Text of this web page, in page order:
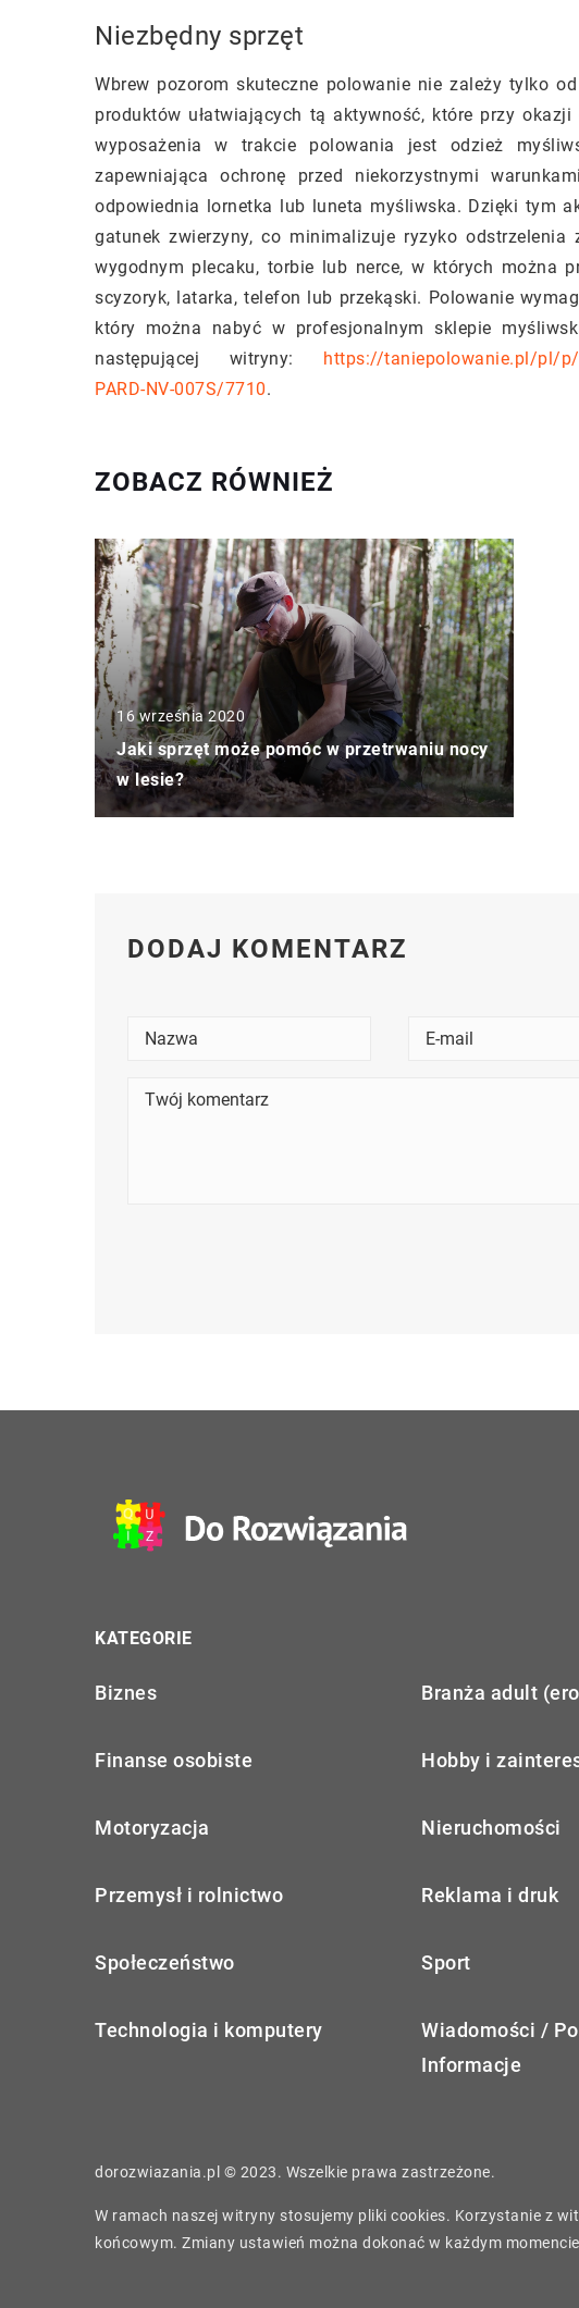
Niezbędny sprzęt
Wbrew pozorom skuteczne polowanie nie zależy tylko
produktów ułatwiających tą aktywność, które przy
wyposażenia w trakcie polowania jest odzież
zapewniająca ochronę przed niekorzystnymi
odpowiednia lornetka lub luneta myśliwska. Dzięki tym
gatunek zwierzyny, co minimalizuje ryzyko
wygodnym plecaku, torbie lub nerce, w których można
scyzoryk, latarka, telefon lub przekąski. Polowanie
który można nabyć w profesjonalnym sklepie
następującej witryny:
https://taniepolowanie.pl/pl/p/
PARD-NV-007S/7710.
ZOBACZ RÓWNIEŻ
16 września 2020
Jaki sprzęt może pomóc w przetrwaniu nocy
w lesie?
DODAJ KOMENTARZ
KATEGORIE
Biznes Branża adult
Finanse osobiste Hobby i
Motoryzacja Nieruchomości
Przemysł i rolnictwo Reklama i druk
Społeczeństwo Sport
Technologia i komputery
Wiadomości /
Informacje
dorozwiazania.pl © 2023. Wszelkie prawa zastrzeżone.
W ramach naszej witryny stosujemy pliki cookies. Korzystanie z
końcowym. Zmiany ustawień można dokonać w każdym